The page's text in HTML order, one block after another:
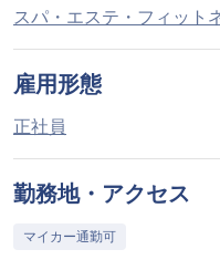
スパ・エステ・フィット
雇用形態
正社員
勤務地・アクセス
マイカー通勤可